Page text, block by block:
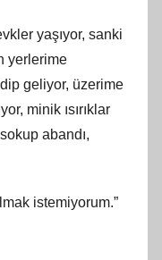
yaşıyor, sanki
yerlerime
geliyor, üzerime
minik ısırıklar
abandı,
istemiyorum.”